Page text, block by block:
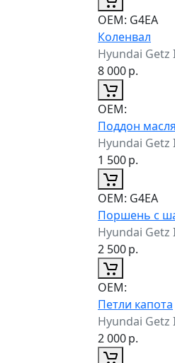
ОЕМ: G4EA
Коленвал
Hyundai Getz
8 000р.
ОЕМ:
Поддон
Hyundai Getz
1 500р.
ОЕМ: G4EA
Поршень с
Hyundai Getz
2 500р.
ОЕМ:
Петли капота
Hyundai Getz
2 000р.